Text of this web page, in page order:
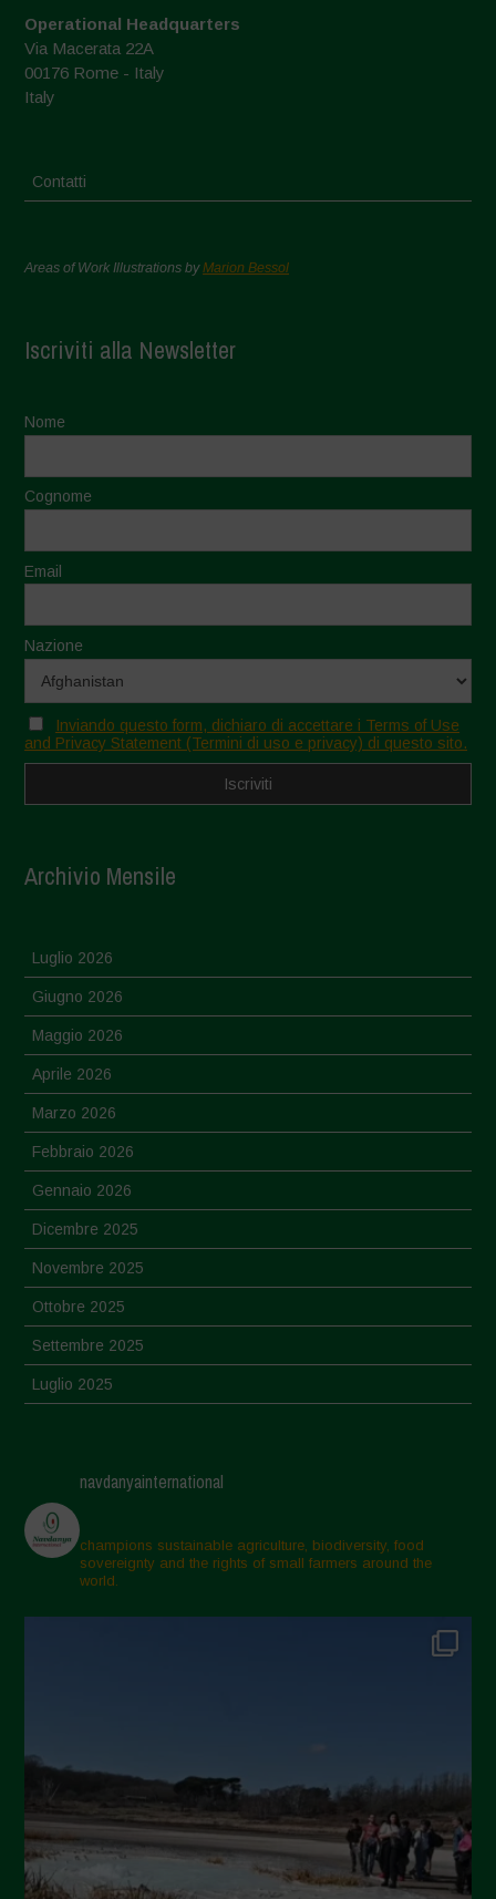
Operational Headquarters
Via Macerata 22A
00176 Rome - Italy
Italy
Contatti
Areas of Work Illustrations byMarion Bessol
Iscriviti alla Newsletter
Nome
Cognome
Email
Nazione
Inviando questo form, dichiaro di accettare i Terms of Use
and Privacy Statement (Termini di uso e privacy) di questo sito.
Archivio Mensile
Luglio 2026
Giugno 2026
Maggio 2026
Aprile 2026
Marzo 2026
Febbraio 2026
Gennaio 2026
Dicembre 2025
Novembre 2025
Ottobre 2025
Settembre 2025
Luglio 2025
Aprile 2025
Marzo 2025
Febbraio 2025
Gennaio 2025
Settembre 2024
Luglio 2024
Maggio 2024
Aprile 2024
navdanyainternational
champions sustainable agriculture, biodiversity, food
sovereignty and the rights of small farmers around the
world.